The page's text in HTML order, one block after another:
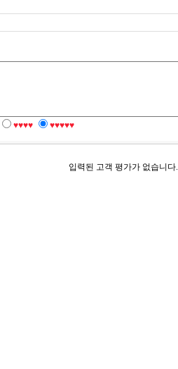
♥♥♥♥ ♥♥♥♥♥
입력된 고객 평가가 없습니다.